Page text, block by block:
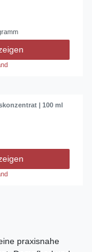
| 100 ml
praxisnahe